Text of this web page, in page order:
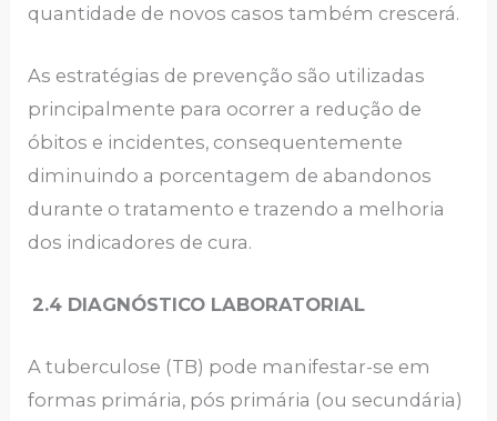
quantidade de novos casos também crescerá.
As estratégias de prevenção são utilizadas
principalmente para ocorrer a redução de
óbitos e incidentes, consequentemente
diminuindo a porcentagem de abandonos
durante o tratamento e trazendo a melhoria
dos indicadores de cura.
2.4 DIAGNÓSTICO LABORATORIAL
A tuberculose (TB) pode manifestar-se em
formas primária, pós primária (ou secundária)